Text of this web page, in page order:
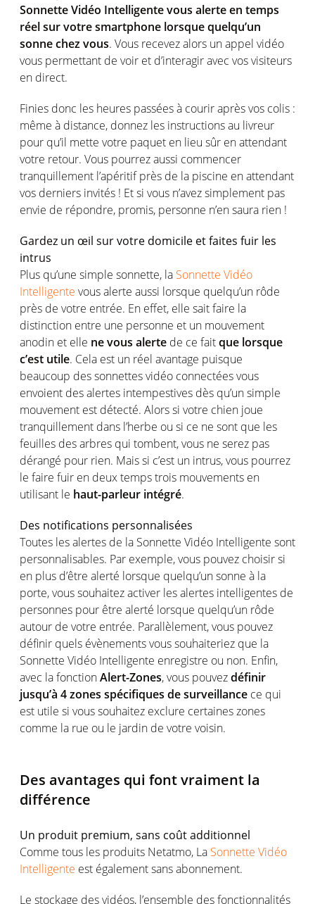
Sonnette Vidéo Intelligente vous alerte en temps
réel sur votre smartphone lorsque quelqu’un
sonne chez vous. Vous recevez alors un appel vidéo
vous permettant de voir et d’interagir avec vos visiteurs
en direct.
Finies donc les heures passées à courir après vos colis :
même à distance, donnez les instructions au livreur
pour qu’il mette votre paquet en lieu sûr en attendant
votre retour. Vous pourrez aussi commencer
tranquillement l’apéritif près de la piscine en attendant
vos derniers invités ! Et si vous n’avez simplement pas
envie de répondre, promis, personne n’en saura rien !
Gardez un œil sur votre domicile et faites fuir les
intrus
Plus qu’une simple sonnette, la Sonnette Vidéo
Intelligente vous alerte aussi lorsque quelqu’un rôde
près de votre entrée. En effet, elle sait faire la
distinction entre une personne et un mouvement
anodin et elle ne vous alerte de ce faitque lorsque
c’est utile. Cela est un réel avantage puisque
beaucoup des sonnettes vidéo connectées vous
envoient des alertes intempestives dès qu’un simple
mouvement est détecté. Alors si votre chien joue
tranquillement dans l’herbe ou si ce ne sont que les
feuilles des arbres qui tombent, vous ne serez pas
dérangé pour rien. Mais si c’est un intrus, vous pourrez
le faire fuir en deux temps trois mouvements en
utilisant le haut-parleur intégré.
Des notifications personnalisées
Toutes les alertes de la Sonnette Vidéo Intelligente sont
personnalisables. Par exemple, vous pouvez choisir si
en plus d’être alerté lorsque quelqu’un sonne à la
porte, vous souhaitez activer les alertes intelligentes de
personnes pour être alerté lorsque quelqu’un rôde
autour de votre entrée. Parallèlement, vous pouvez
définir quels évènements vous souhaiteriez que la
Sonnette Vidéo Intelligente enregistre ou non. Enfin,
avec la fonctionAlert-Zones, vous pouvezdéfinir
jusqu’à 4 zones spécifiques de surveillance ce qui
est utile si vous souhaitez exclure certaines zones
comme la rue ou le jardin de votre voisin.
Des avantages qui font vraiment la
différence
Un produit premium, sans coût additionnel
Comme tous les produits Netatmo, La Sonnette Vidéo
Intelligente est également sans abonnement.
Le stockage des vidéos, l’ensemble des fonctionnalités